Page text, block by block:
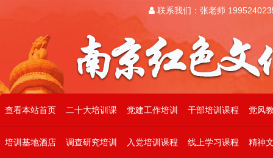
联系我们：张老师
查看本站首页 二十大培训课 党建工作培训 干部培训课程 党风
培训基地酒店 调查研究培训 入党培训课程 线上学习课程 精神